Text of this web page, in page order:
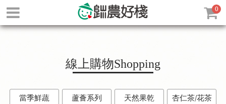
0
線上購物Shopping
當季鮮蔬 蘆薈系列 天然果乾
杏仁茶/花茶